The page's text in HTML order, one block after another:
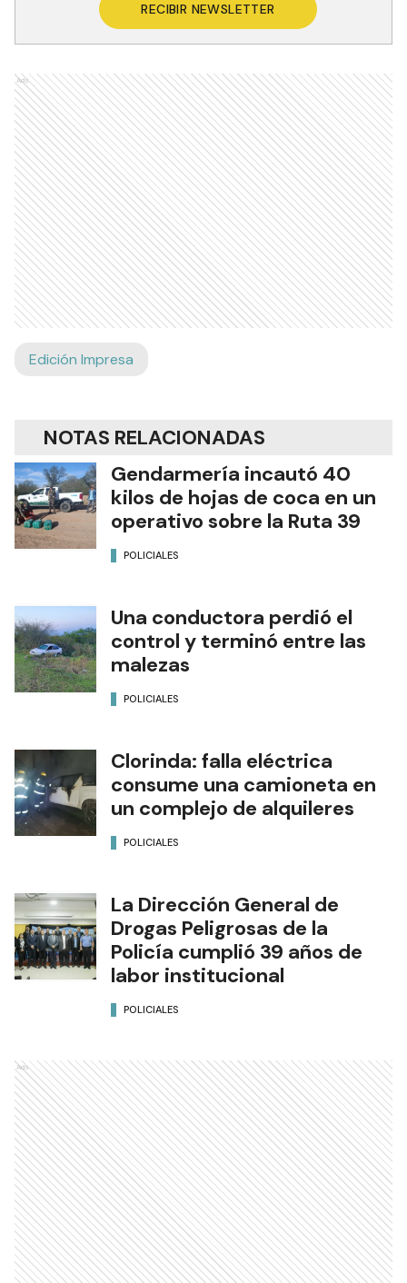
RECIBIR NEWSLETTER
Ads
Edición Impresa
NOTAS RELACIONADAS
Gendarmería incautó 40
kilos de hojas de coca en un
operativo sobre la Ruta 39
POLICIALES
Una conductora perdió el
control y terminó entre las
malezas
POLICIALES
Clorinda: falla eléctrica
consume una camioneta en
un complejo de alquileres
POLICIALES
La Dirección General de
Drogas Peligrosas de la
Policía cumplió 39 años de
labor institucional
POLICIALES
Ads